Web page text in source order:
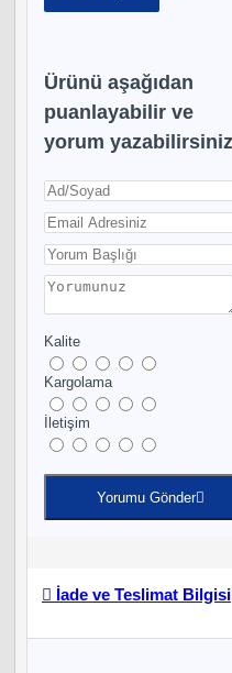
Ürünü aşağıdan
puanlayabilir ve
yorum yazabilirsiniz
Kalite
Kargolama
İletişim
Yorumu Gönder
İade ve Teslimat Bilgisi